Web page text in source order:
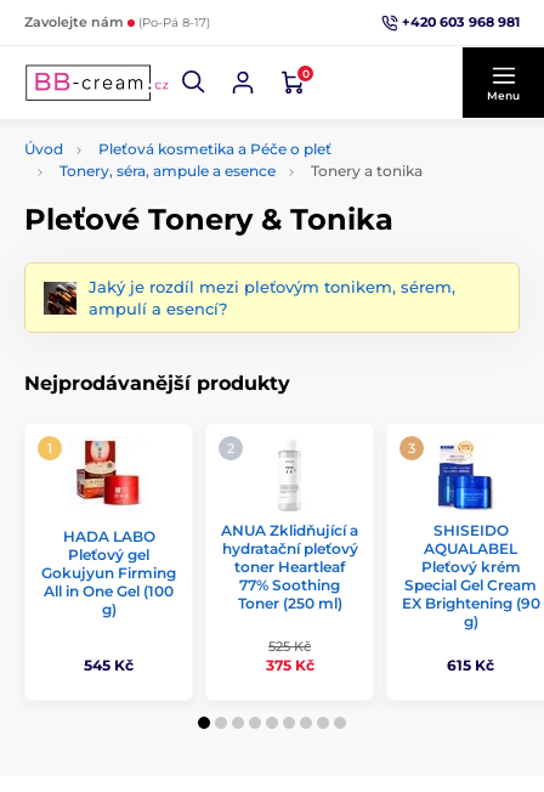
Zavolejte nám (Po-Pá 8-17) +420 603 968 981
0
Menu
Úvod
Pleťová kosmetika a Péče o pleť
Tonery, séra, ampule a esence
Tonery a tonika
Pleťové Tonery & Tonika
Jaký je rozdíl mezi pleťovým tonikem, sérem,
ampulí a esencí?
Nejprodávanější produkty
HADA LABO
Pleťový gel
Gokujyun Firming
All in One Gel (100
g)
545 Kč
ANUA Zklidňující a
hydratační pleťový
toner Heartleaf
77% Soothing
Toner (250 ml)
525 Kč
375 Kč
SHISEIDO
AQUALABEL
Pleťový krém
Special Gel Cream
EX Brightening (90
g)
615 Kč